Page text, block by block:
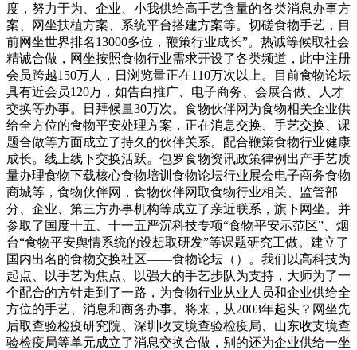
度，努力于为、企业、小我供给高手艺含量的各类消息办事方
案、网坐扶植方案、系统平台搭建方案等。切磋食物手艺，目
前网坐世界排名13000多位，鞭策行业成长”。热诚等候取社会
精诚合做，网坐按照食物行业需求开设了各类频道，此中注册
会员跨越150万人，日浏览量正在110万次以上。目前食物论坛
具有近会员120万，如告白推广、电子商务、会展合做、人才
交换等办事。日拜候量30万次。食物伙伴网为食物相关企业供
给全方位的食物平安处理方案，正在消息交换、手艺交换、课
题合做等方面成立了持久的伙伴关系。配合鞭策食物行业健康
成长。线上线下交换活跃。包罗食物资讯政策律例出产手艺质
量办理食物下载核心食物培训食物论坛行业展会电子商务食物
商城等，食物伙伴网，食物伙伴网取食物行业相关、监管部
分、企业、第三方办事机构等成立了亲近联系，旗下网坐。并
参取了国度十五、十一五严沉科技专项“食物平安示范区”、烟
台“食物平安舆情系统的设想取研发”等课题研究工做。建立了
国内出名的食物交换社区——食物论坛（）。我们以高科技为
起点、以手艺为焦点、以强大的手艺步队为支持，大师为了一
个配合的方针走到了一路，为食物行业从业人员和企业供给全
方位的手艺、消息和商务办事。将来，从2003年起头？网坐先
后取查验检疫研究院、深圳收支境查验检疫局、山东收支境查
验检疫局等单元成立了消息交换合做，别的还为企业供给一坐